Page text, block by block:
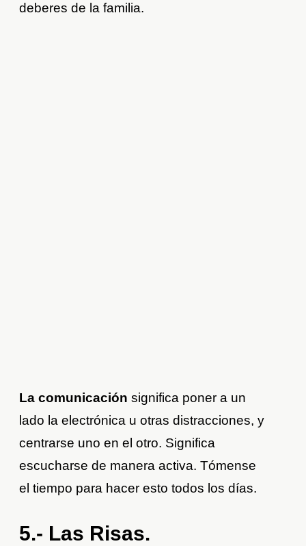
deberes de la familia.
La comunicación significa poner a un
lado la electrónica u otras distracciones, y
centrarse uno en el otro. Significa
escucharse de manera activa. Tómense
el tiempo para hacer esto todos los días.
5.- Las Risas.